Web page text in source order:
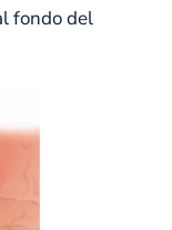
fondo del